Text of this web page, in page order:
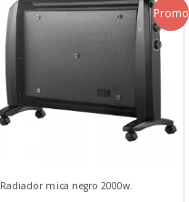
Promo
Radiador mica negro 2000w.